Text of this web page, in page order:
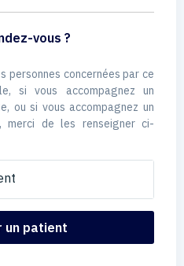
vous ?
personnes concernées par ce
si vous accompagnez un
ou si vous accompagnez un
merci de les renseigner ci-
un patient